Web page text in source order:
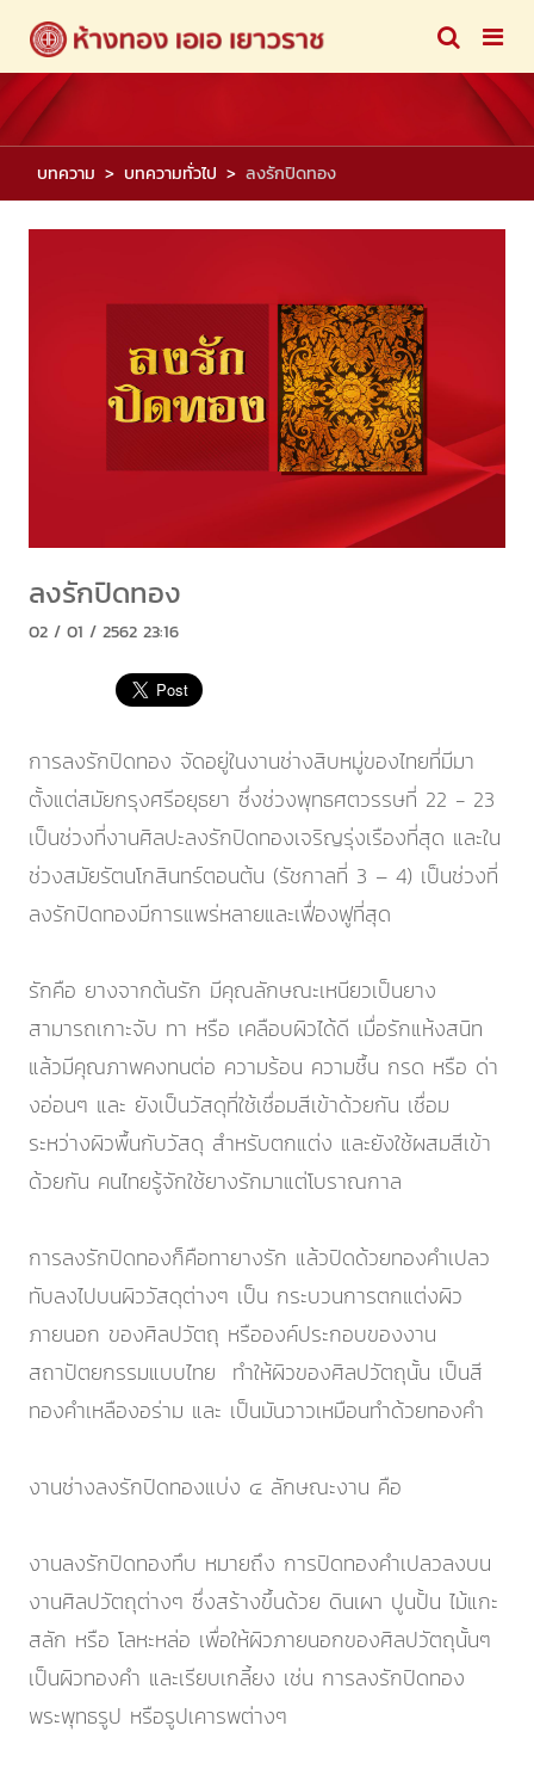
บทความ บทความทั่วไป ลงรักปิดทอง
ลงรักปิดทอง
02 / 01 / 2562 23:16
การลงรักปิดทอง จัดอยู่ในงานช่างสิบหมู่ของไทยที่มีมา
ตั้งแต่สมัยกรุงศรีอยุธยา ซึ่งช่วงพุทธศตวรรษที่ 22 - 23
เป็นช่วงที่งานศิลปะลงรักปิดทองเจริญรุ่งเรืองที่สุด และใน
ช่วงสมัยรัตนโกสินทร์ตอนต้น (รัชกาลที่ 3 – 4) เป็นช่วงที่
ลงรักปิดทองมีการแพร่หลายและเฟื่องฟูที่สุด
รักคือ ยางจากต้นรัก มีคุณลักษณะเหนียวเป็นยาง
สามารถเกาะจับ ทา หรือ เคลือบผิวได้ดี เมื่อรักแห้งสนิท
แล้วมีคุณภาพคงทนต่อ ความร้อน ความชื้น กรด หรือ ด่า
งอ่อนๆ และ ยังเป็นวัสดุที่ใช้เชื่อมสีเข้าด้วยกัน เชื่อม
ระหว่างผิวพื้นกับวัสดุ สำหรับตกแต่ง และยังใช้ผสมสีเข้า
ด้วยกัน คนไทยรู้จักใช้ยางรักมาแต่โบราณกาล
การลงรักปิดทองก็คือทายางรัก แล้วปิดด้วยทองคำเปลว
ทับลงไปบนผิววัสดุต่างๆ เป็น กระบวนการตกแต่งผิว
ภายนอก ของศิลปวัตถุ หรือองค์ประกอบของงาน
สถาปัตยกรรมแบบไทย ทำให้ผิวของศิลปวัตถุนั้น เป็นสี
ทองคำเหลืองอร่าม และ เป็นมันวาวเหมือนทำด้วยทองคำ
งานช่างลงรักปิดทองแบ่ง ๔ ลักษณะงาน คือ
งานลงรักปิดทองทึบ หมายถึง การปิดทองคำเปลวลงบน
งานศิลปวัตถุต่างๆ ซึ่งสร้างขึ้นด้วย ดินเผา ปูนปั้น ไม้แกะ
สลัก หรือ โลหะหล่อ เพื่อให้ผิวภายนอกของศิลปวัตถุนั้นๆ
เป็นผิวทองคำ และเรียบเกลี้ยง เช่น การลงรักปิดทอง
พระพุทธรูป หรือรูปเคารพต่างๆ